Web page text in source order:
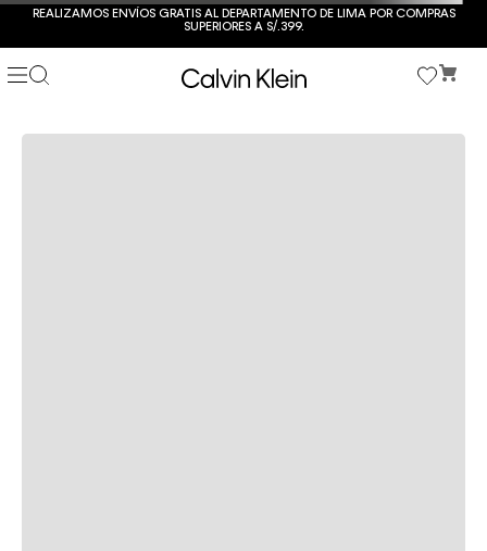
REALIZAMOS ENVÍOS GRATIS AL DEPARTAMENTO DE LIMA POR COMPRAS
SUPERIORES A S/.399.